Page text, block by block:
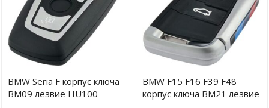
BMW Seria F корпус ключа
BM09 лезвие HU100
BMW F15 F16 F39 F48
корпус ключа BM21 лезвие